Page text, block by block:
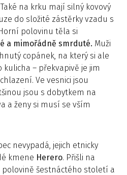
na krku mají silný kovový
do složité zástěrky vzadu s
polovinu těla si
a mimořádně smrduté. Muži
copánek, na který si ale
– překvapivě je jim
Ve vesnici jsou
jsou s dobytkem na
a ženy si musí se vším
nevypadá, jejich etnicky
kmene Herero. Přišli na
polovině šestnáctého století a